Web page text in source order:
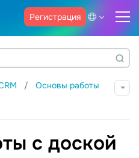
Регистрация
Основы работы
с доской